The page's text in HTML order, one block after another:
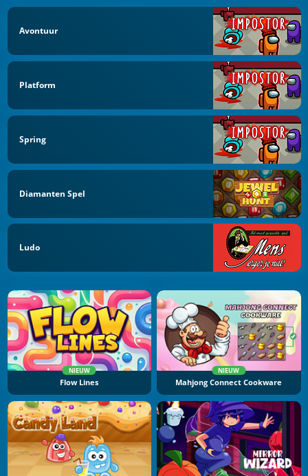
Avontuur
Platform
Spring
Diamanten Spel
Ludo
NIEUW
Flow Lines
NIEUW
Mahjong Connect Cookware